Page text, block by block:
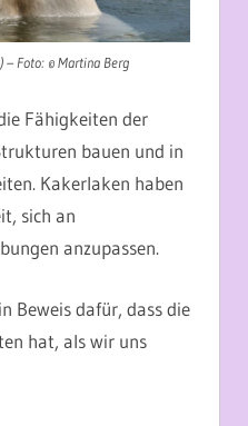
– Foto: © Martina Berg
Fähigkeiten der
bauen und in
Kakerlaken haben
sich an
anzupassen.
Beweis dafür, dass die
hat, als wir uns